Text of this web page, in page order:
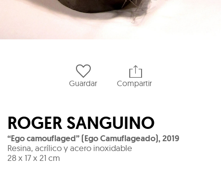
Guardar Compartir
ROGER SANGUINO
“Ego camouflaged” (Ego Camuflageado),2019
Resina, acrílico y acero inoxidable
28 x 17 x 21 cm